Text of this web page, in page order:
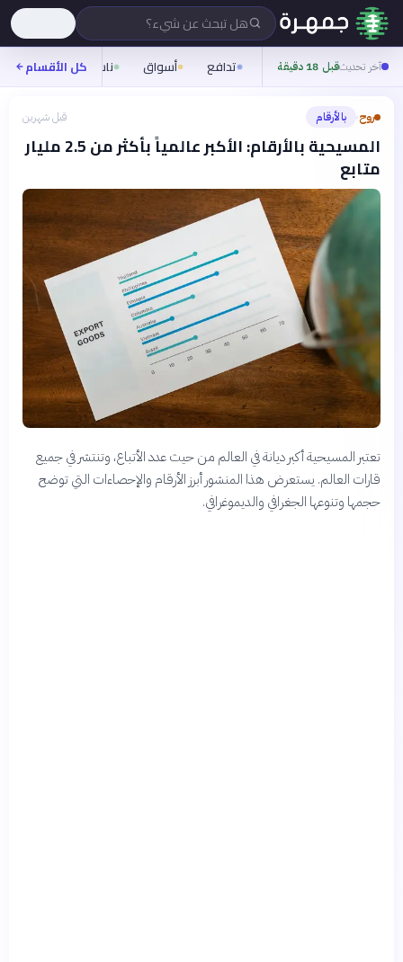
هل تبحث عن شيء؟
آخر تحديثقبل 18 دقيقة تدافع أسواق ناس روح
كل الأقسام
روح› بالأرقام قبل شهرين
المسيحية بالأرقام: الأكبر عالمياً بأكثر من 2.5 مليار
متابع
تعتبر المسيحية أكبر ديانة في العالم من حيث عدد الأتباع، وتنتشر في جميع
قارات العالم. يستعرض هذا المنشور أبرز الأرقام والإحصاءات التي توضح
حجمها وتنوعها الجغرافي والديموغرافي.